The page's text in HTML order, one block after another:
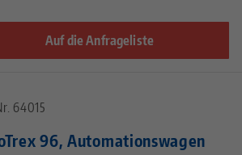
Auf die Anfrageliste
64015
96, Automationswagen